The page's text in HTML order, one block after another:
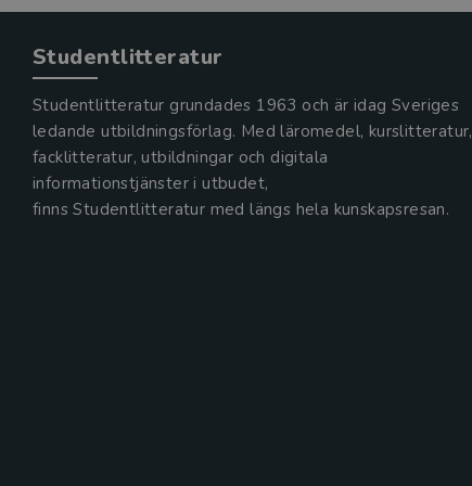
Studentlitteratur
Studentlitteratur grundades 1963 och är idag Sveriges
ledande utbildningsförlag. Med läromedel, kurslitteratur,
facklitteratur, utbildningar och digitala
informationstjänster i utbudet,
finns Studentlitteratur med längs hela kunskapsresan.